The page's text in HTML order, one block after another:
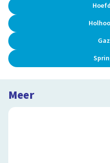
Meer